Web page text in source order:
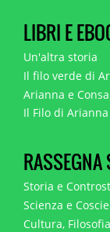
LIBRI E
Un'altra storia
Il filo verde di
Arianna e
Il Filo di Arianna
RASSEGNA
Storia e
Scienza e
Cultura,